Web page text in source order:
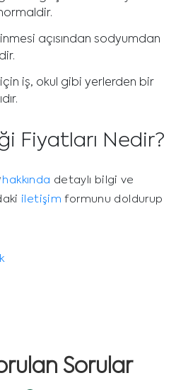
inmesi açısından sodyumdan
iş, okul gibi yerlerden bir
Fiyatları Nedir?
hakkında detaylı bilgi ve
iletişim formunu doldurup
Sorular